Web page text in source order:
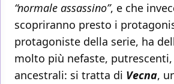
“normale assassino”, e che
scopriranno presto i
protagoniste della serie, ha
molto più nefaste,
ancestrali: si tratta di Vecna,